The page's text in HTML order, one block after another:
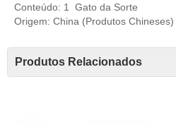
Conteúdo: 1 Gato da Sorte
Origem: China (Produtos Chineses)
Produtos Relacionados